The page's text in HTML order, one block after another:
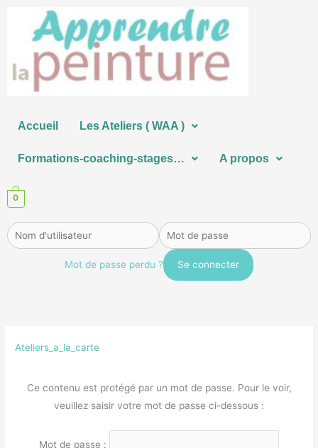
contenu
Accueil Les Ateliers ( WAA )
Formations-coaching-stages… A propos
0
Mot de passe perdu ?
Ateliers_a_la_carte
Ce contenu est protégé par un mot de passe. Pour le voir,
veuillez saisir votre mot de passe ci-dessous :
Mot de passe :